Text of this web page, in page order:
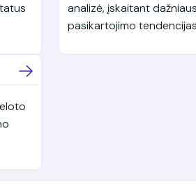
analizė, įskaitant
pasikartojimo